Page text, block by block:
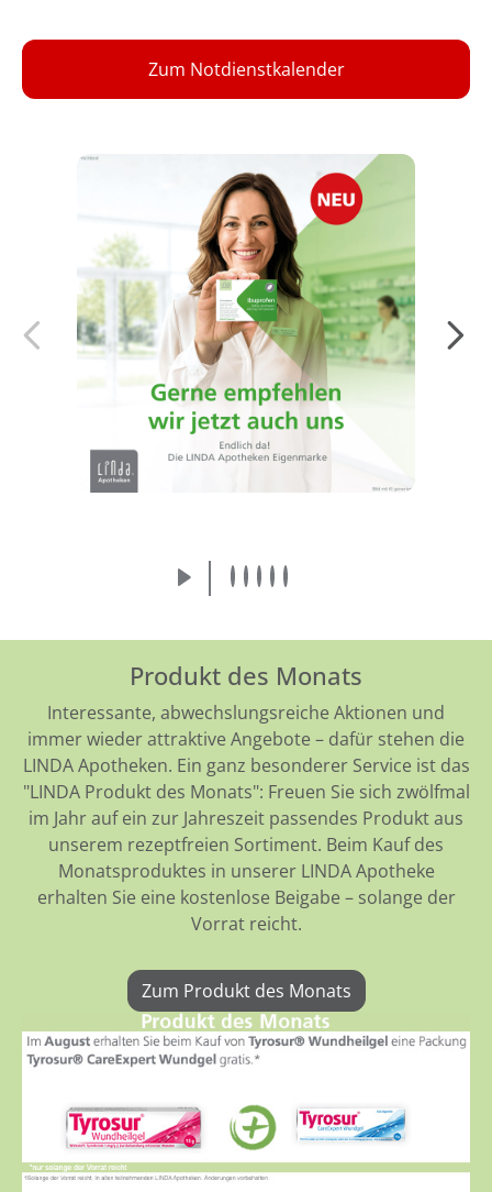
Zum Notdienstkalender
Endlich da! Die LINDA Eigenmarke:
Arzneimittel von der Apothekenmarke, der
Sie vertrauen.
Mehr erfahren
Produkt des Monats
Interessante, abwechslungsreiche Aktionen und
immer wieder attraktive Angebote – dafür stehen die
LINDA Apotheken. Ein ganz besonderer Service ist das
"LINDA Produkt des Monats": Freuen Sie sich zwölfmal
im Jahr auf ein zur Jahreszeit passendes Produkt aus
unserem rezeptfreien Sortiment. Beim Kauf des
Monatsproduktes in unserer LINDA Apotheke
erhalten Sie eine kostenlose Beigabe – solange der
Vorrat reicht.
Zum Produkt des Monats